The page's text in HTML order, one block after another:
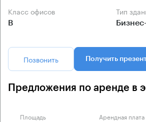
Класс офисов
B
Тип
Позвонить Получить
Предложения по аренде в
Площадь Арендная плата